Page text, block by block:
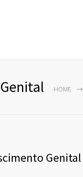
HOME
Genital